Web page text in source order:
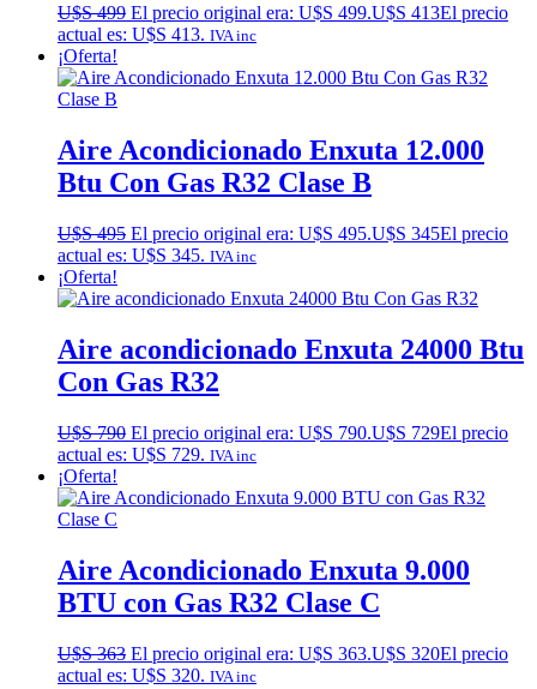
U$S499 El precio original era: U$S 499.U$S 413El precio
actual es: U$S 413. IVA inc
¡Oferta!
Aire Acondicionado Enxuta 12.000
Btu Con Gas R32 Clase B
U$S495 El precio original era: U$S 495.U$S 345El precio
actual es: U$S 345. IVA inc
¡Oferta!
Aire acondicionado Enxuta 24000 Btu
Con Gas R32
U$S790 El precio original era: U$S 790.U$S 729El precio
actual es: U$S 729. IVA inc
¡Oferta!
Aire Acondicionado Enxuta 9.000
BTU con Gas R32 Clase C
U$S363 El precio original era: U$S 363.U$S 320El precio
actual es: U$S 320. IVA inc